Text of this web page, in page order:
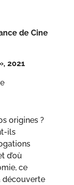
de Cine
2021
origines ?
ils
d’où
ce
découverte